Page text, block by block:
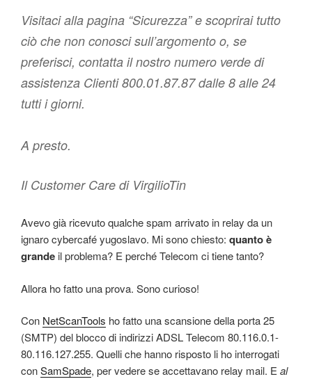
Visitaci alla pagina “Sicurezza” e scoprirai tutto
ciò che non conosci sull’argomento o, se
preferisci, contatta il nostro numero verde di
assistenza Clienti 800.01.87.87 dalle 8 alle 24
tutti i giorni.
A presto.
Il Customer Care di VirgilioTin
Avevo già ricevuto qualche spam arrivato in relay da un
ignaro cybercafé yugoslavo. Mi sono chiesto: quanto è
grande il problema? E perché Telecom ci tiene tanto?
Allora ho fatto una prova. Sono curioso!
Con NetScanTools ho fatto una scansione della porta 25
(SMTP) del blocco di indirizzi ADSL Telecom 80.116.0.1-
80.116.127.255. Quelli che hanno risposto li ho interrogati
conSamSpade, per vedere se accettavano relay mail. Eal